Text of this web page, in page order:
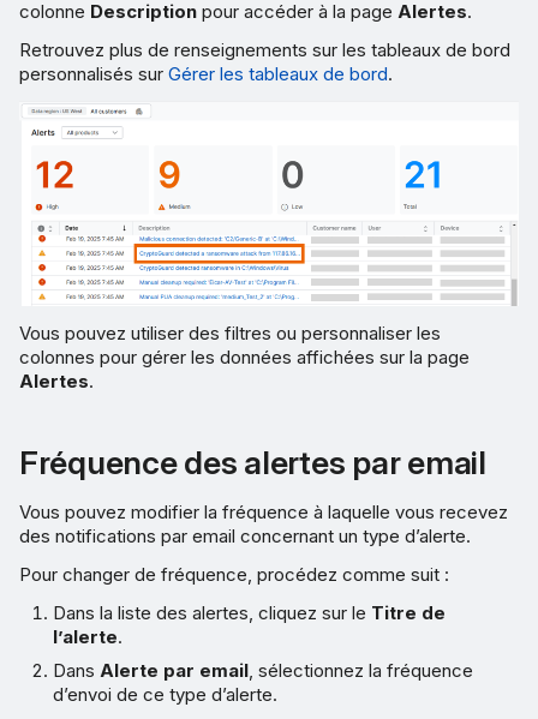
colonne Description pour accéder à la page Alertes.
Retrouvez plus de renseignements sur les tableaux de bord
personnalisés sur Gérer les tableaux de bord.
Vous pouvez utiliser des filtres ou personnaliser les
colonnes pour gérer les données affichées sur la page
Alertes.
Fréquence des alertes par email
Vous pouvez modifier la fréquence à laquelle vous recevez
des notifications par email concernant un type d’alerte.
Pour changer de fréquence, procédez comme suit :
Dans la liste des alertes, cliquez sur le Titre de
l’alerte.
DansAlerte par email, sélectionnez la fréquence
d’envoi de ce type d’alerte.